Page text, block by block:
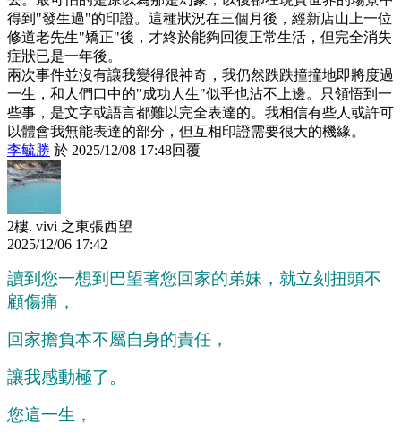
得到"發生過"的印證。這種狀況在三個月後，經新店山上一位
修道老先生"矯正"後，才終於能夠回復正常生活，但完全消失
症狀已是一年後。
兩次事件並沒有讓我變得很神奇，我仍然跌跌撞撞地即將度過
一生，和人們口中的"成功人生"似乎也沾不上邊。只領悟到一
些事，是文字或語言都難以完全表達的。我相信有些人或許可
以體會我無能表達的部分，但互相印證需要很大的機緣。
李毓勝 於 2025/12/08 17:48回覆
2樓. vivi 之東張西望
2025/12/06 17:42
讀到您一想到巴望著您回家的弟妹，就立刻扭頭不
顧傷痛，
回家擔負本不屬自身的責任，
讓我感動極了。
您這一生，